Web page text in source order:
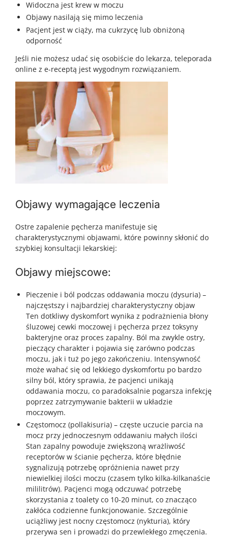
Widoczna jest krew w moczu
Objawy nasilają się mimo leczenia
Pacjent jest w ciąży, ma cukrzycę lub obniżoną
odporność
Jeśli nie możesz udać się osobiście do lekarza, teleporada
online z e-receptą jest wygodnym rozwiązaniem.
Objawy wymagające leczenia
Ostre zapalenie pęcherza manifestuje się
charakterystycznymi objawami, które powinny skłonić do
szybkiej konsultacji lekarskiej:
Objawy miejscowe:
Pieczenie i ból podczas oddawania moczu (dysuria) –
najczęstszy i najbardziej charakterystyczny objaw
Ten dotkliwy dyskomfort wynika z podrażnienia błony
śluzowej cewki moczowej i pęcherza przez toksyny
bakteryjne oraz proces zapalny. Ból ma zwykle ostry,
pieczący charakter i pojawia się zarówno podczas
moczu, jak i tuż po jego zakończeniu. Intensywność
może wahać się od lekkiego dyskomfortu po bardzo
silny ból, który sprawia, że pacjenci unikają
oddawania moczu, co paradoksalnie pogarsza infekcję
poprzez zatrzymywanie bakterii w układzie
moczowym.
Częstomocz (pollakisuria) – częste uczucie parcia na
mocz przy jednoczesnym oddawaniu małych ilości
Stan zapalny powoduje zwiększoną wrażliwość
receptorów w ścianie pęcherza, które błędnie
sygnalizują potrzebę opróżnienia nawet przy
niewielkiej ilości moczu (czasem tylko kilka-kilkanaście
mililitrów). Pacjenci mogą odczuwać potrzebę
skorzystania z toalety co 10-20 minut, co znacząco
zakłóca codzienne funkcjonowanie. Szczególnie
uciążliwy jest nocny częstomocz (nykturia), który
przerywa sen i prowadzi do przewlekłego zmęczenia.